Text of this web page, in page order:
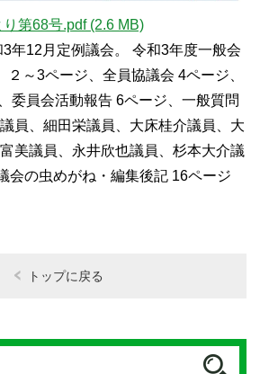
第68号.pdf (2.6 MB)
年12月定例議会。 令和3年度一般会
２～3ページ 、全員協議会 4ページ、
委員会活動報告 6ページ、一般質問
員、細田栄議員、大床桂介議員、大
美議員、永井欣也議員、杉本大介議
会の虫めがね・編集後記 16ページ
トップに戻る